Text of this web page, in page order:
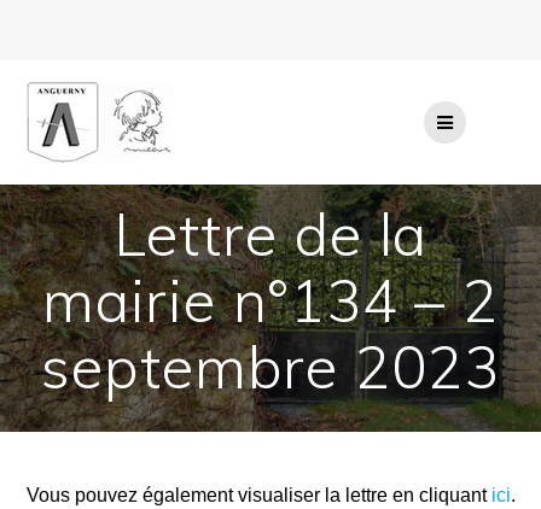
Lettre de la
mairie n°134 – 2
septembre 2023
Vous pouvez également visualiser la lettre en cliquant ici.